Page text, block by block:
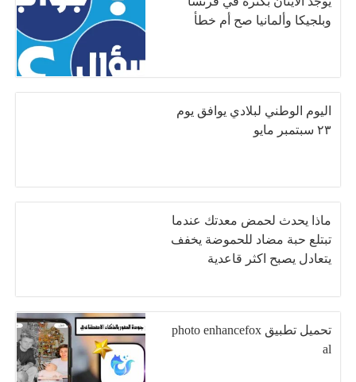
وبلجيكا وألمانيا صح أم خطأ
اليوم الوطني لبلادي يوافق يوم
٢٣ سبتمبر مايو
ماذا يحدث لحمض معدتك عندما
تبتلع حبة مضاد للحموضة يخفف
يتعادل يصبح اكثر قاعدية
تحميل تطبيق photo enhancefox
al